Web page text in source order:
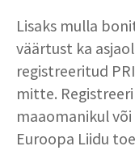
Lisaks mulla
väärtust ka
registreeritud
mitte.
maaomanikul
Euroopa Liidu